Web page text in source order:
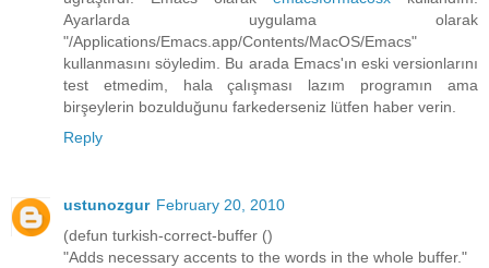
Ayarlarda uygulama olarak
"/Applications/Emacs.app/Contents/MacOS/Emacs"
kullanmasını söyledim. Bu arada Emacs'ın eski versionlarını
test etmedim, hala çalışması lazım programın ama
birşeylerin bozulduğunu farkederseniz lütfen haber verin.
Reply
ustunozgur February 20, 2010
(defun turkish-correct-buffer ()
"Adds necessary accents to the words in the whole buffer."